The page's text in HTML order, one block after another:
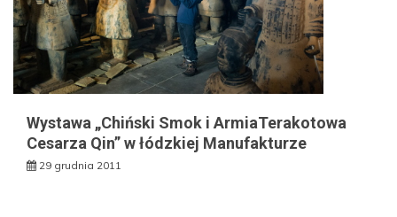
Wystawa „Chiński Smok i ArmiaTerakotowa
Cesarza Qin” w łódzkiej Manufakturze
29 grudnia 2011